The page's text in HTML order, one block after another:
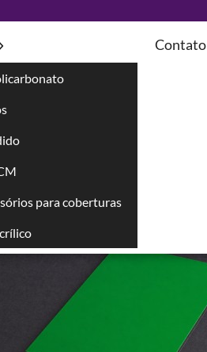
para coberturas
Contato
Solicite um Orçamento